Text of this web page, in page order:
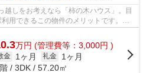
越しをお考えなら「柿の木ハウス」。目
用できるこの物件のメリットです。こ
、...
万円 (管理費等：3,000円 )
金 1ヶ月 礼金
1ヶ月
/ 3DK / 57.20㎡